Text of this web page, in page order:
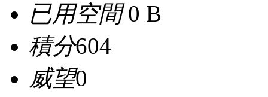
已用空間0 B
積分604
威望0